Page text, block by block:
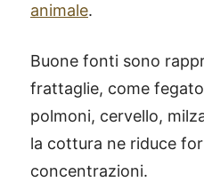
animale.
Buone fonti sono
frattaglie, come
polmoni, cervello,
la cottura ne riduce
concentrazioni.